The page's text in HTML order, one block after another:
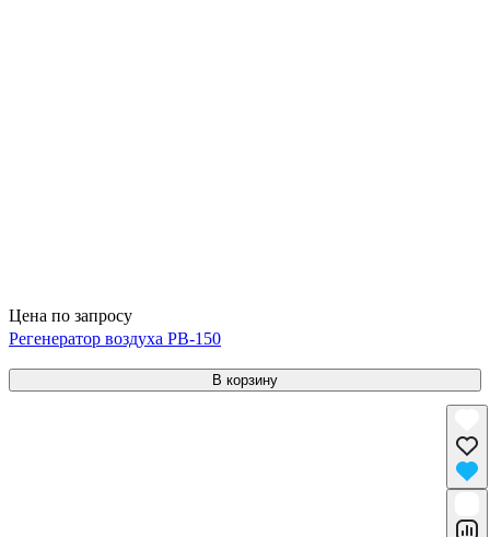
Цена по запросу
Регенератор воздуха РВ-150
В корзину